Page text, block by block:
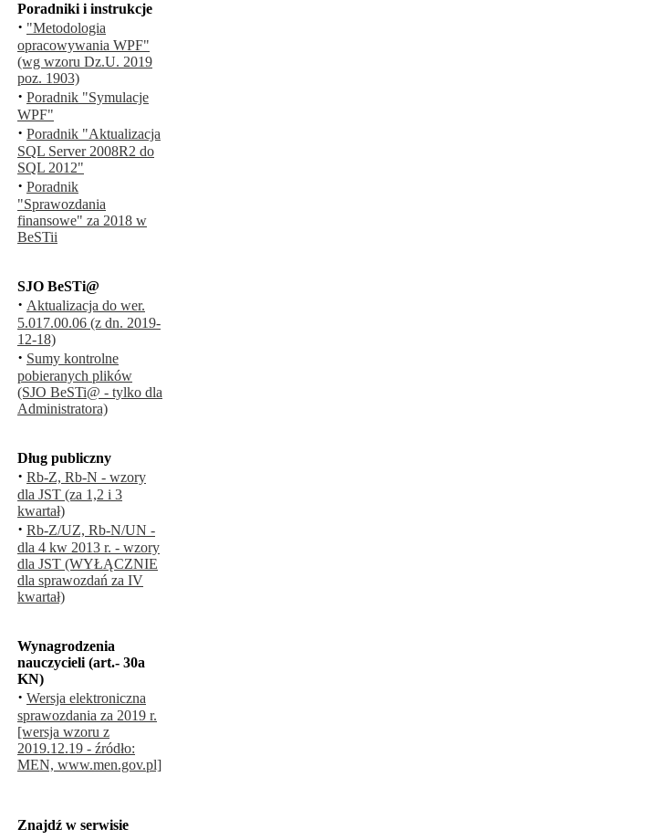
Poradniki i instrukcje
· "Metodologia
opracowywania WPF"
(wg wzoru Dz.U. 2019
poz. 1903)
· Poradnik "Symulacje
WPF"
· Poradnik "Aktualizacja
SQL Server 2008R2 do
SQL 2012"
· Poradnik
"Sprawozdania
finansowe" za 2018 w
BeSTii
SJO BeSTi@
· Aktualizacja do wer.
5.017.00.06 (z dn. 2019-
12-18)
· Sumy kontrolne
pobieranych plików
(SJO BeSTi@ - tylko dla
Administratora)
Dług publiczny
· Rb-Z, Rb-N - wzory
dla JST (za 1,2 i 3
kwartał)
· Rb-Z/UZ, Rb-N/UN -
dla 4 kw 2013 r. - wzory
dla JST (WYŁĄCZNIE
dla sprawozdań za IV
kwartał)
Wynagrodzenia
nauczycieli (art.- 30a
KN)
· Wersja elektroniczna
sprawozdania za 2019 r.
[wersja wzoru z
2019.12.19 - źródło:
MEN, www.men.gov.pl]
Znajdź w serwisie